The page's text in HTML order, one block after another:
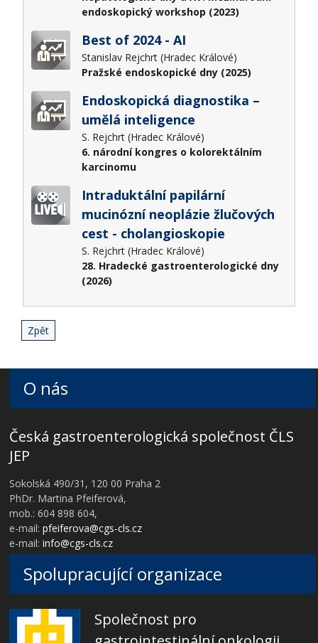
endoskopický workshop (2023)
Best of 2024 - AI
Stanislav Rejchrt (Hradec Králové)
Pražské endoskopické dny (2025)
Endoskopická diagnostika –
umělá inteligence
S. Rejchrt (Hradec Králové)
6. národní kongres o kolorektálním
karcinomu
Intraduktální papilární
mucinózní neoplázie žlučových
cest - cholangioskopie
S. Rejchrt (Hradec Králové)
28. Hradecké gastroenterologické dny
(2026)
Zpět
O nás
Česká gastroenterologická společnost ČLS
JEP
Sokolská 490/31, 120 00 Praha 2
PhDr. Martina Pfeiferová,
mob.: 604 898 604,
e-mail:pfeiferova@cgs-cls.cz
e-mail:info@cgs-cls.cz
Spolupracující organizace
Společnost pro